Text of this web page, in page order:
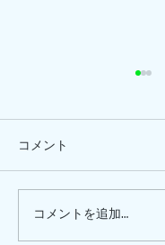
ピナイ半日+釣
コメント
コメントを追加…